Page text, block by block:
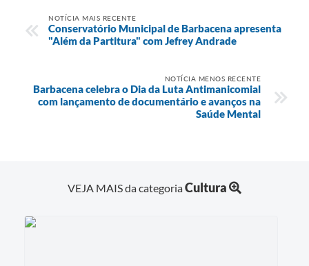
NOTÍCIA MAIS RECENTE
Conservatório Municipal de Barbacena apresenta
"Além da Partitura" com Jefrey Andrade
NOTÍCIA MENOS RECENTE
Barbacena celebra o Dia da Luta Antimanicomial
com lançamento de documentário e avanços na
Saúde Mental
VEJA MAIS da categoriaCultura